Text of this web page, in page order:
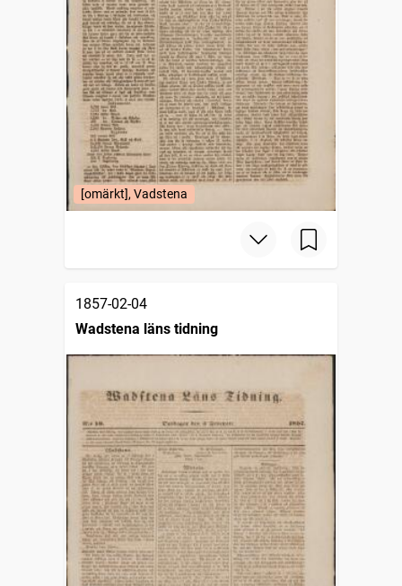
[omärkt], Vadstena
1857-02-04
Wadstena läns tidning